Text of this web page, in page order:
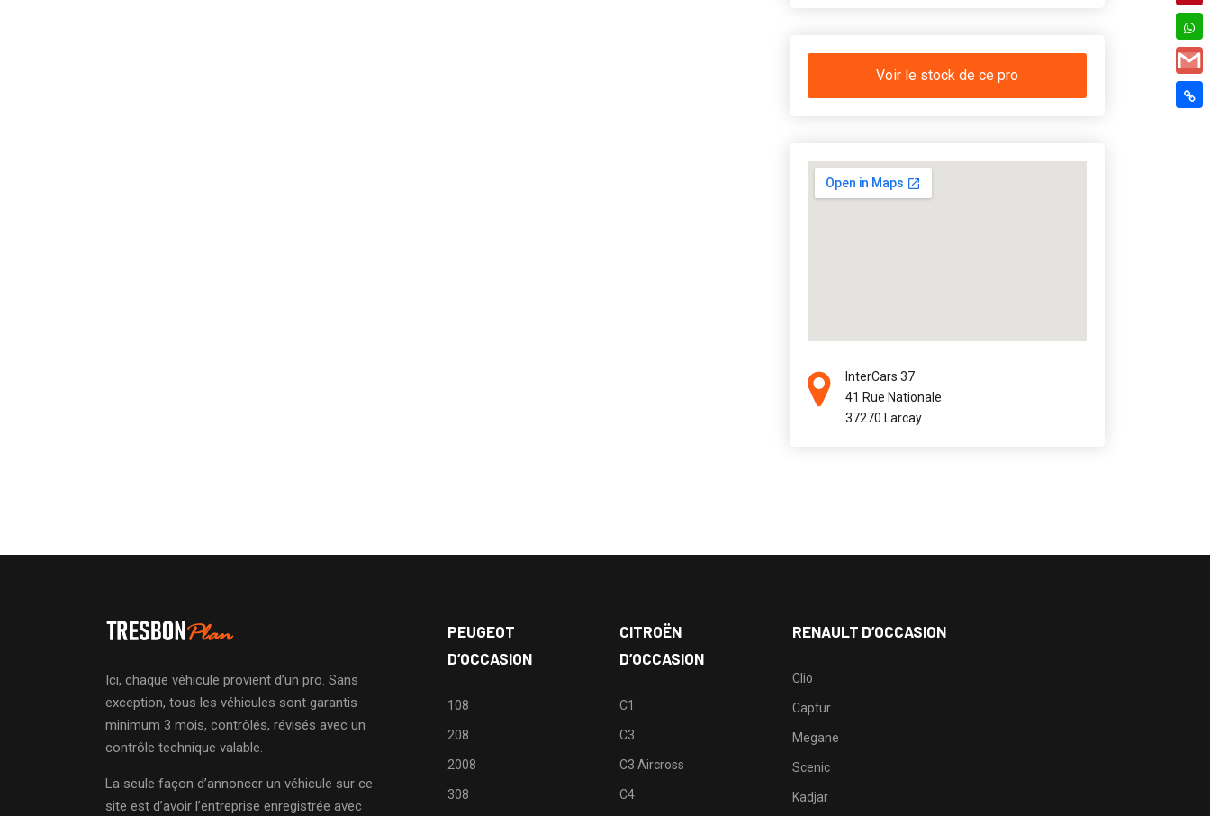
Voir le stock de ce pro
InterCars 37
41 Rue Nationale
37270 Larcay
Ici, chaque véhicule provient d’un pro. Sans
exception, tous les véhicules sont garantis
minimum 3 mois, contrôlés, révisés avec un
contrôle technique valable.
La seule façon d’annoncer un véhicule sur ce
site est d’avoir l’entreprise enregistrée avec
PEUGEOT
D’OCCASION
108
208
2008
308
CITROËN
D’OCCASION
C1
C3
C3 Aircross
C4
RENAULT D’OCCASION
Clio
Captur
Megane
Scenic
Kadjar